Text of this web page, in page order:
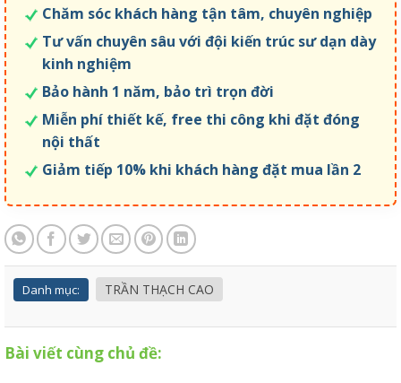
Chăm sóc khách hàng tận tâm, chuyên nghiệp
Tư vấn chuyên sâu với đội kiến trúc sư dạn dày
kinh nghiệm
Bảo hành 1 năm, bảo trì trọn đời
Miễn phí thiết kế, free thi công khi đặt đóng
nội thất
Giảm tiếp 10% khi khách hàng đặt mua lần 2
Danh mục: TRẦN THẠCH CAO
Bài viết cùng chủ đề: